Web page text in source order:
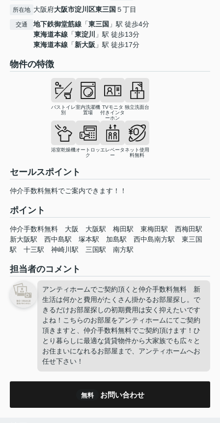
所在地 大阪府大阪市淀川区東三国 ５丁目
交通 地下鉄御堂筋線 「東三国 」駅 徒歩4分
東海道本線 「東淀川
」駅 徒歩13分
東海道本線 「新大阪 」駅 徒歩17分
物件の特徴
バストイレ
別
室内洗濯機
置場
TVモニタ
付きインタ
ーホン
独立洗面台
浴室乾燥機オートロッ
ク
エレベータ
ー
ネット使用
料無料
セールスポイント
仲介手数料無料でご案内できます！！
ポイント
仲介手数料無料 大阪 大阪駅 梅田駅 東梅田駅
西梅田駅
新大阪駅
西中島駅 塚本駅 加島駅 西中島南方駅
東三国
駅
十三駅 神崎川駅 三国駅 南方駅
担当者のコメント
アンティホームでご契約頂くと仲介手数料無料 新
生活は何かと費用がたくさん掛かるお部屋探し。で
きるだけお部屋探しの初期費用は安く抑えたいです
よね！こちらのお部屋をアンティホームにてご契約
頂きますと、仲介手数料無料でご契約頂けます！ひ
とり暮らしに最適な賃貸物件から大家族でも広々と
お住まいになれるお部屋まで、アンティホームへお
任せ下さい！
無料 お問い合わせ